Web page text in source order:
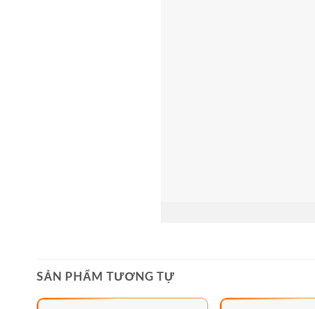
SẢN PHẨM TƯƠNG TỰ